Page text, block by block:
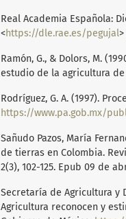
Real Academia Española:
<https://dle.rae.es/pegujal
Ramón, G., & Dolors, M.
estudio de la agricultura de
Rodríguez, G. A. (1997).
https://www.pa.gob.mx/
Sañudo Pazos, María
de tierras en Colombia.
2(3), 102-125. Epub 09 de
Secretaría de Agricultura y
Agricultura reconocen y